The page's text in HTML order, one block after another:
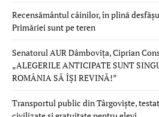
Recensământul câinilor, în plină
Primăriei sunt pe teren
Senatorul AUR Dâmbovița, Ciprian
„ALEGERILE ANTICIPATE SUNT
ROMÂNIA SĂ ÎȘI REVINĂ!”
Transportul public din Târgoviște,